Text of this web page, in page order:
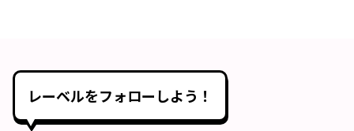
レーベルをフォローしよう！